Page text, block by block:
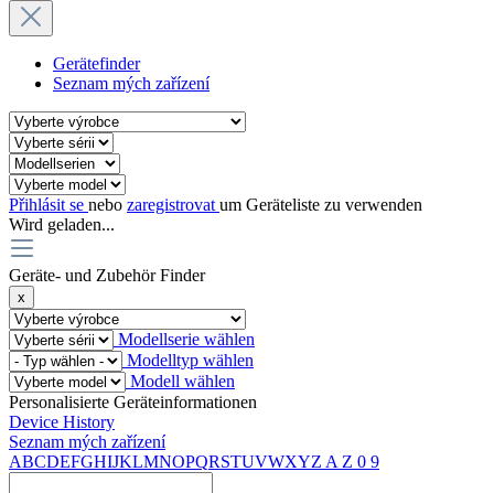
Gerätefinder
Seznam mých zařízení
Přihlásit se nebo zaregistrovat um Geräteliste zu verwenden
Wird geladen...
Geräte- und Zubehör Finder
x
Modellserie wählen
Modelltyp wählen
Modell wählen
Personalisierte Geräteinformationen
Device History
Seznam mých zařízení
ABCDEFGHIJKLMNOPQRSTUVWXYZ A Z 0 9